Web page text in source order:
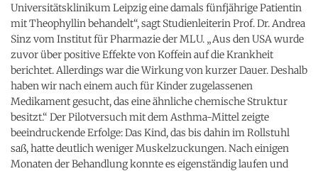
Universitätsklinikum Leipzig eine damals fünfjährige Patientin
mit Theophyllin behandelt“, sagt Studienleiterin Prof. Dr. Andrea
Sinz vom Institut für Pharmazie der MLU. „Aus den USA wurde
zuvor über positive Effekte von Koffein auf die Krankheit
berichtet. Allerdings war die Wirkung von kurzer Dauer. Deshalb
haben wir nach einem auch für Kinder zugelassenen
Medikament gesucht, das eine ähnliche chemische Struktur
besitzt.“ Der Pilotversuch mit dem Asthma-Mittel zeigte
beeindruckende Erfolge: Das Kind, das bis dahin im Rollstuhl
saß, hatte deutlich weniger Muskelzuckungen. Nach einigen
Monaten der Behandlung konnte es eigenständig laufen und